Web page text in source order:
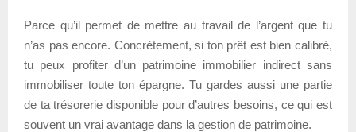
Parce qu’il permet de mettre au travail de l’argent que tu
n’as pas encore. Concrètement, si ton prêt est bien calibré,
tu peux profiter d’un patrimoine immobilier indirect sans
immobiliser toute ton épargne. Tu gardes aussi une partie
de ta trésorerie disponible pour d’autres besoins, ce qui est
souvent un vrai avantage dans la gestion de patrimoine.